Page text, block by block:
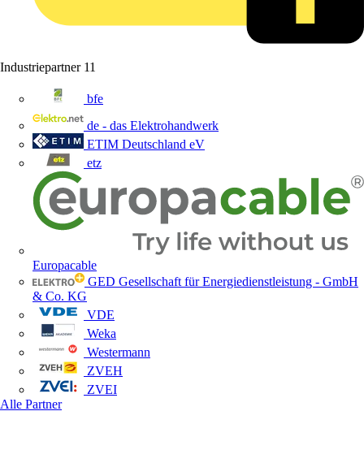
Industriepartner 11
bfe
de - das Elektrohandwerk
ETIM Deutschland eV
etz
Europacable
GED Gesellschaft für Energiedienstleistung - GmbH
& Co. KG
VDE
Weka
Westermann
ZVEH
ZVEI
Alle Partner